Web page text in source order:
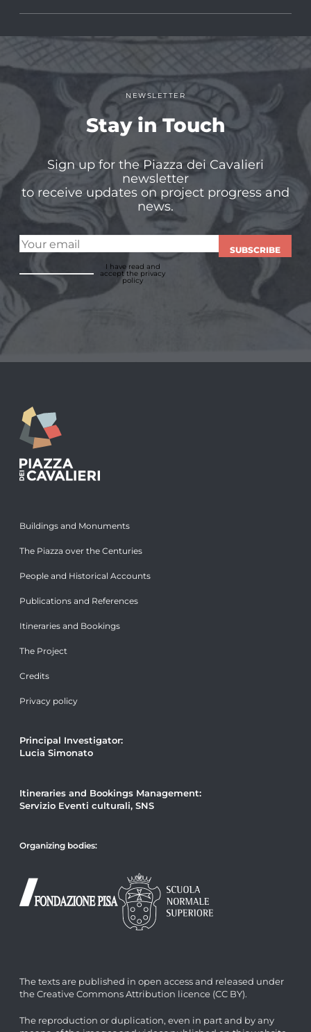
NEWSLETTER
Stay in Touch
Sign up for the Piazza dei Cavalieri
newsletter
to receive updates on project progress and
news.
SUBSCRIBE
I have read and
acceptthe privacy
policy
Buildings and Monuments
The Piazza over the Centuries
People and Historical Accounts
Publications and References
Itineraries and Bookings
The Project
Credits
Privacy policy
Principal Investigator:
Lucia Simonato
Itineraries and Bookings Management:
Servizio Eventi culturali, SNS
Organizing bodies:
The texts are published in open access and released under
the Creative Commons Attribution licence (CC BY).
The reproduction or duplication, even in part and by any